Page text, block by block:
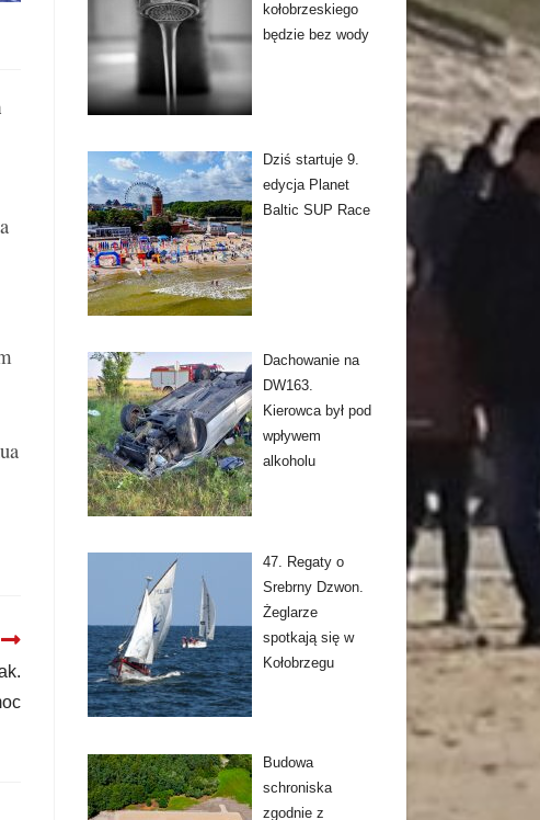
kołobrzeskiego
będzie bez wody
Dziś startuje 9.
edycja Planet
Baltic SUP Race
Dachowanie na
DW163.
Kierowca był pod
wpływem
alkoholu
47. Regaty o
Srebrny Dzwon.
Żeglarze
spotkają się w
Kołobrzegu
Budowa
schroniska
zgodnie z